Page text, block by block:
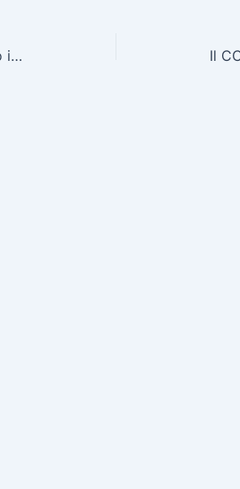
Comunicato UILPA sull’incontro odierno in materia di conferimento di incarichi dirigenziali